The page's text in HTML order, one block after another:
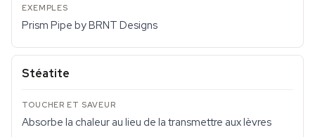
Prism Pipe by BRNT Designs
Stéatite
Absorbe la chaleur au lieu de la transmettre aux lèvres